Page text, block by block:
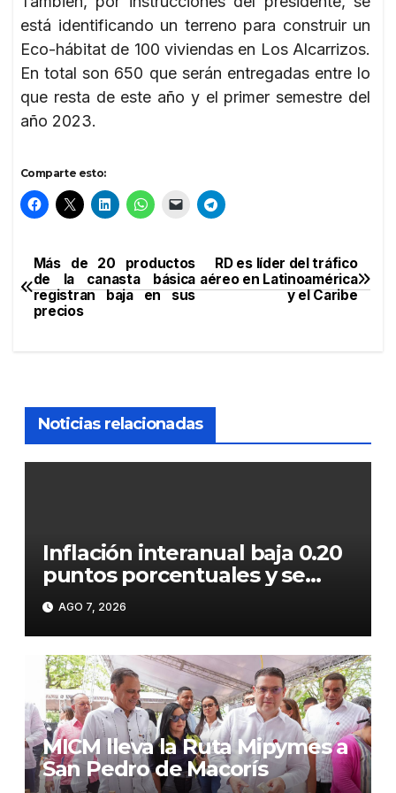
está identificando un terreno para construir un
Eco-hábitat de 100 viviendas en Los Alcarrizos.
En total son 650 que serán entregadas entre lo
que resta de este año y el primer semestre del
año 2023.
Comparte esto:
Navegación
de
RD es líder del tráfico
aéreo en Latinoamérica
y el Caribe
Más de 20 productos
de la canasta básica
registran baja en sus
precios
Noticias relacionadas
Inflación interanual baja 0.20
puntos porcentuales y se
sitúa en 5.47 %
AGO 7, 2026
MICM lleva la Ruta Mipymes a
San Pedro de Macorís